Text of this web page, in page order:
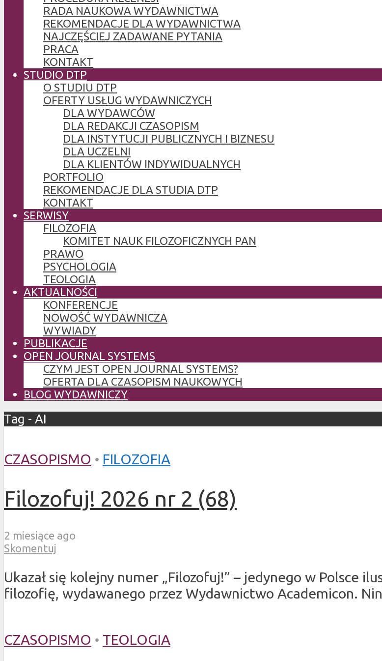
RADA NAUKOWA WYDAWNICTWA
REKOMENDACJE DLA WYDAWNICTWA
NAJCZĘŚCIEJ ZADAWANE PYTANIA
PRACA
KONTAKT
STUDIO DTP
O STUDIU DTP
OFERTY USŁUG WYDAWNICZYCH
DLA WYDAWCÓW
DLA REDAKCJI CZASOPISM
DLA INSTYTUCJI PUBLICZNYCH I BIZNESU
DLA UCZELNI
DLA KLIENTÓW INDYWIDUALNYCH
PORTFOLIO
REKOMENDACJE DLA STUDIA DTP
KONTAKT
SERWISY
FILOZOFIA
KOMITET NAUK FILOZOFICZNYCH PAN
PRAWO
PSYCHOLOGIA
TEOLOGIA
AKTUALNOŚCI
KONFERENCJE
NOWOŚĆ WYDAWNICZA
WYWIADY
PUBLIKACJE
OPEN JOURNAL SYSTEMS
CZYM JEST OPEN JOURNAL SYSTEMS?
OFERTA DLA CZASOPISM NAUKOWYCH
BLOG WYDAWNICZY
Tag - AI
CZASOPISMO • FILOZOFIA
Filozofuj! 2026 nr 2 (68)
2 miesiące ago
Skomentuj
Ukazał się kolejny numer „Filozofuj!” – jedynego w Polsce
filozofię, wydawanego przez Wydawnictwo Academicon.
CZASOPISMO • TEOLOGIA